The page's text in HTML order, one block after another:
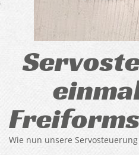
Wie nun unsere